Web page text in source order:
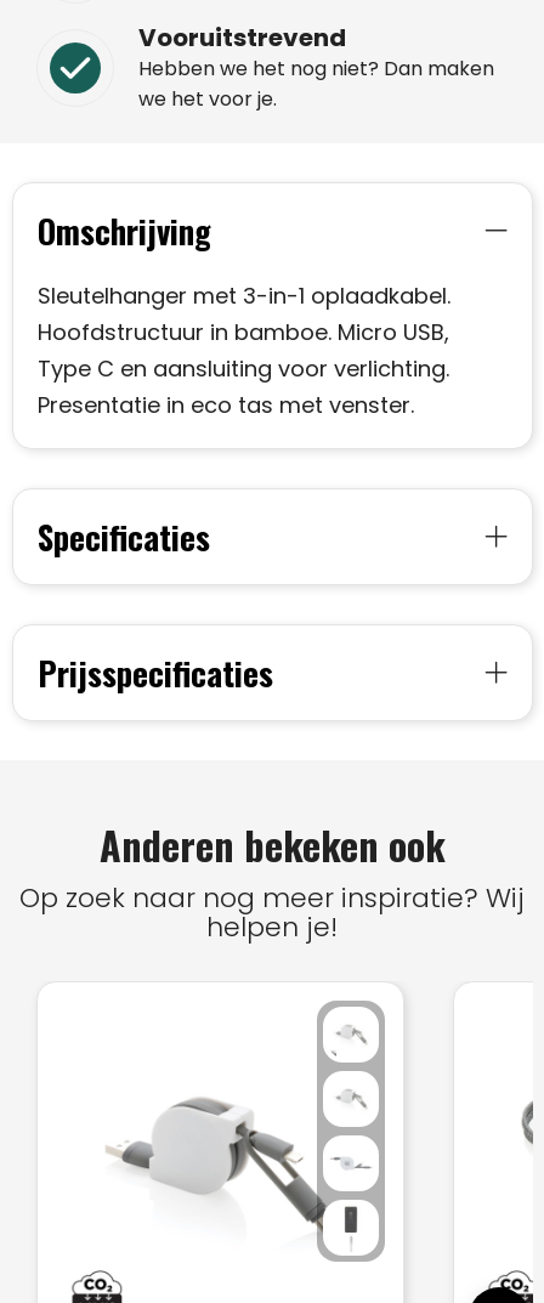
Vooruitstrevend
Hebben we het nog niet? Dan maken
we het voor je.
Omschrijving
Sleutelhanger met 3-in-1 oplaadkabel.
Hoofdstructuur in bamboe. Micro USB,
Type C en aansluiting voor verlichting.
Presentatie in eco tas met venster.
Specificaties
Prijsspecificaties
Anderen bekeken ook
Op zoek naar nog meer inspiratie? Wij
helpen je!